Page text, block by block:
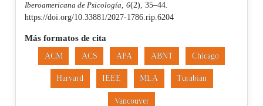
Iberoamericana de Psicología,6(2), 35–44.
https://doi.org/10.33881/2027-1786.rip.6204
Más formatos de cita
ACM ACS APA ABNT Chicago
Harvard IEEE MLA Turabian
Vancouver